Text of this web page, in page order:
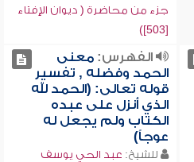
جزء من محاضرة ( ديوان الإفتاء
[503])
الفهرس:معنى
الحمد وفضله , تفسير
قوله تعالى: (الحمد لله
الذي أنزل على عبده
الكتاب ولم يجعل له
عوجاً)
للشيخ: عبد الحي يوسف